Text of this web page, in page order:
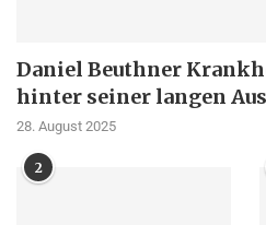
Daniel Beuthner
hinter seiner langen
28. August 2025
2